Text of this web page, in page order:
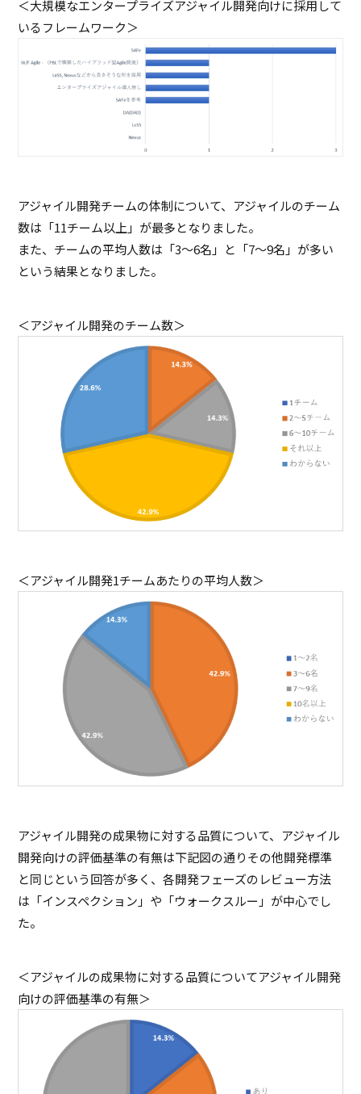
＜大規模なエンタープライズアジャイル開発向けに採用して
いるフレームワーク＞
アジャイル開発チームの体制について、アジャイルのチーム
数は「11チーム以上」が最多となりました。
また、チームの平均人数は「3～6名」と「7～9名」が多い
という結果となりました。
＜アジャイル開発のチーム数＞
＜アジャイル開発1チームあたりの平均人数＞
アジャイル開発の成果物に対する品質について、アジャイル
開発向けの評価基準の有無は下記図の通りその他開発標準
と同じという回答が多く、各開発フェーズのレビュー方法
は「インスペクション」や「ウォークスルー」が中心でし
た。
＜アジャイルの成果物に対する品質についてアジャイル開発
向けの評価基準の有無＞